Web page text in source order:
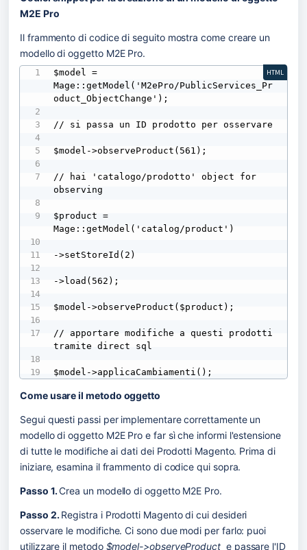
M2E Pro
Il frammento di codice di seguito mostra come creare un
modello di oggetto M2E Pro.
$model =
Mage::getModel('M2ePro/PublicServices_Pr
oduct_ObjectChange');
// si passa un ID prodotto per osservare
$model->observeProduct(561);
// hai 'catalogo/prodotto' object for
observing
$product =
Mage::getModel('catalog/product')
->setStoreId(2)
->load(562);
$model->observeProduct($product);
// apportare modifiche a questi prodotti
tramite direct sql
$model->applicaCambiamenti();
HTML
Come usare il metodo oggetto
Segui questi passi per implementare correttamente un
modello di oggetto M2E Pro e far sì che informi l'estensione
di tutte le modifiche ai dati dei Prodotti Magento. Prima di
iniziare, esamina il frammento di codice qui sopra.
Passo 1. Crea un modello di oggetto M2E Pro.
Passo 2. Registra i Prodotti Magento di cui desideri
osservare le modifiche. Ci sono due modi per farlo: puoi
utilizzare il metodo $model->observeProduct e passare l'ID